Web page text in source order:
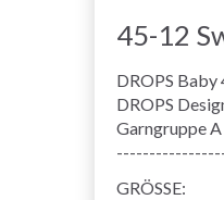
45-12
DROPS Baby
DROPS
Garngruppe A
GRÖSSE: